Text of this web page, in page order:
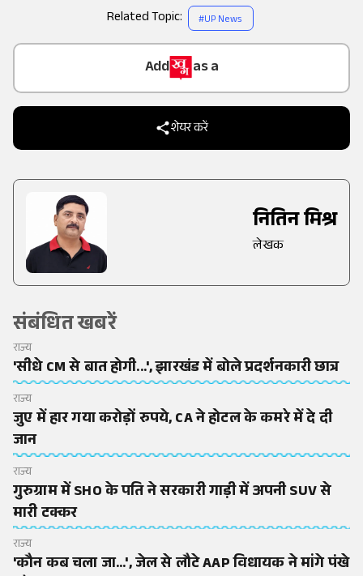
Add
as a
Trusted Source on
शेयर करें
नितिन मिश्र
लेखक
संबंधित खबरें
राज्य
'सीधे CM से बात होगी...', झारखंड में बोले प्रदर्शनकारी छात्र
राज्य
जुए में हार गया करोड़ों रुपये, CA ने होटल के कमरे में दे दी
जान
राज्य
गुरुग्राम में SHO के पति ने सरकारी गाड़ी में अपनी SUV से
मारी टक्कर
राज्य
'कौन कब चला जा...', जेल से लौटे AAP विधायक ने मांगे पंखे
Related Topic: #UP News